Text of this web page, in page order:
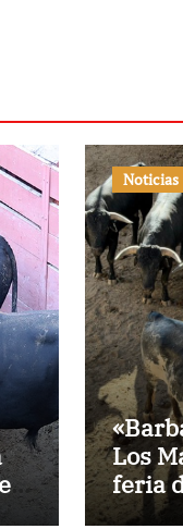
Noticias
Los
feria
de